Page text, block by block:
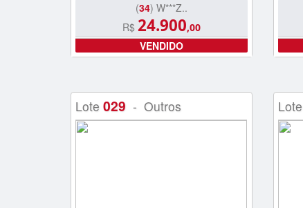
(34) W***Z..
R$ 24.900,00
VENDIDO
Lote 029 - Outros Lote